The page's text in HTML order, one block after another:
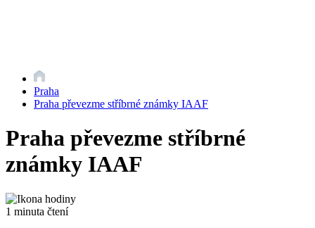
Praha
Praha převezme stříbrné známky IAAF
Praha převezme stříbrné
známky IAAF
1 minuta čtení